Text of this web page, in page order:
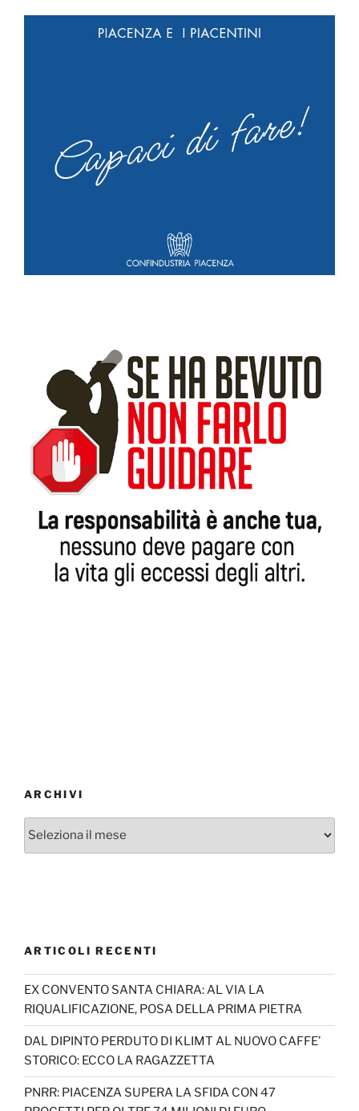
ARCHIVI
ARTICOLI RECENTI
EX CONVENTO SANTA CHIARA: AL VIA LA
RIQUALIFICAZIONE, POSA DELLA PRIMA PIETRA
DAL DIPINTO PERDUTO DI KLIMT AL NUOVO CAFFE’
STORICO: ECCO LA RAGAZZETTA
PNRR: PIACENZA SUPERA LA SFIDA CON 47